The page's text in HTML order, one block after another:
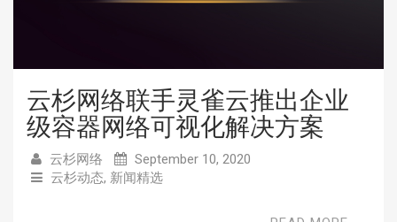
云杉网络联手灵雀云推出企业
级容器网络可视化解决方案
云杉网络
September 10, 2020
云杉动态, 新闻精选